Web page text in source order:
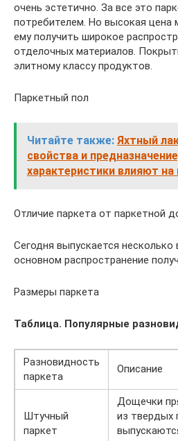
очень эстетично. За все это
потребителем. Но высокая цена
ему получить широкое
отделочных материалов.
элитному классу продуктов.
Паркетный пол
Читайте также: Яхтный
свойства и
характеристики влияют
Отличие паркета от паркетной
Сегодня выпускается несколько
основном распространение
Размеры паркета
Таблица. Популярные
Разновидность
паркета
Описание
Штучный
паркет
Дощечки
из твердых